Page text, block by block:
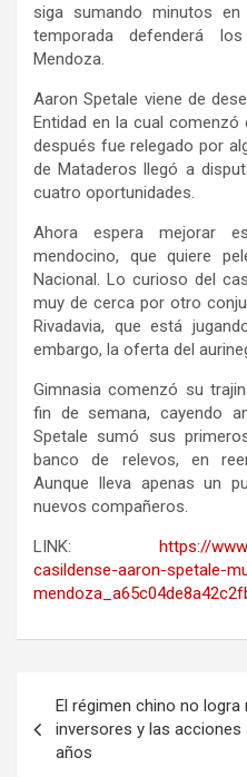
siga sumando minutos
temporada defenderá
Mendoza.
Aaron Spetale viene de
Entidad en la cual
después fue relegado por
de Mataderos llegó a
cuatro oportunidades.
Ahora espera mejorar
mendocino, que quiere
Nacional. Lo curioso del
muy de cerca por otro
Rivadavia, que está
embargo, la oferta del
Gimnasia comenzó su
fin de semana, cayendo
Spetale sumó sus
banco de relevos, en
Aunque lleva apenas un
nuevos compañeros.
LINK: https://
casildense-aaron-spetale-
de
entradas
El régimen chino no
inversores y las
años